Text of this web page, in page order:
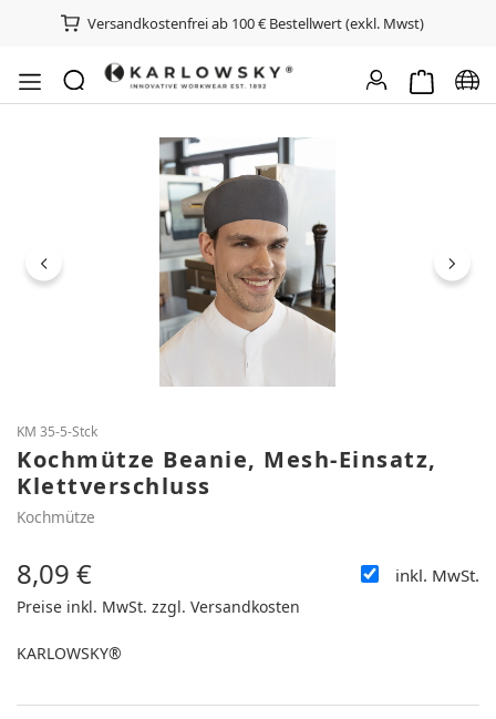
Versandkostenfrei ab 100 € Bestellwert (exkl. Mwst)
Bildergalerie überspringen
KM 35-5-Stck
Kochmütze Beanie, Mesh-Einsatz,
Klettverschluss
Kochmütze
Regulärer Preis:
8,09 € inkl. MwSt.
Preise inkl. MwSt. zzgl. Versandkosten
KARLOWSKY®